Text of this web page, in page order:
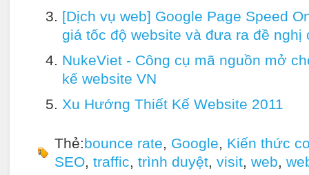
[Dịch vụ web] Google Page Speed
giá tốc độ website và đưa ra đề nghị
NukeViet - Công cụ mã nguồn mở
kế website VN
Xu Hướng Thiết Kế Website 2011
Thẻ:bounce rate, Google, Kiến thức
SEO, traffic, trình duyệt, visit, web,